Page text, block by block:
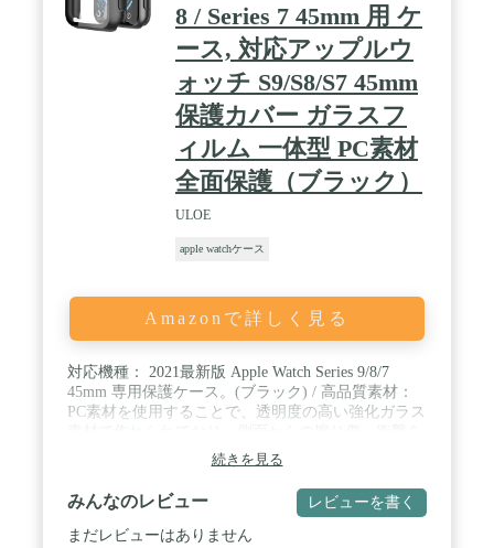
8 / Series 7 45mm 用 ケ
ース, 対応アップルウ
ォッチ S9/S8/S7 45mm
保護カバー ガラスフ
ィルム 一体型 PC素材
全面保護（ブラック）
ULOE
apple watchケース
Amazonで詳しく見る
対応機種： 2021最新版 Apple Watch Series 9/8/7
45mm 専用保護ケース。(ブラック) / 高品質素材：
PC素材を使用することで、透明度の高い強化ガラス
有効的に防止できます、本来の明るくカラフルな画
質を保ちます。 / 装着が簡単：カバーを外さなくて
も直接ワイヤレス充電できます。取り付け、取り外
しもスムーズに出来ます。保護ケースをつけたま
ま、タッチパネルにそのまま触れ、スピーカーや、
続きを見る
みんなのレビュー レビューを書く
まだレビューはありません